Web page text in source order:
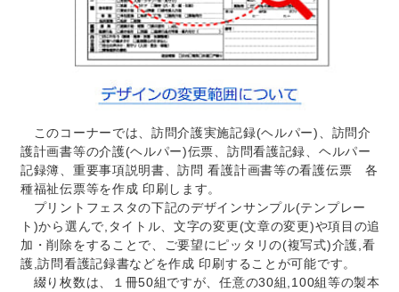
このコーナーでは、訪問介護実施記録(ヘルパー)、訪問介
護計画書等の介護(ヘルパー)伝票、訪問看護記録、ヘルパー
記録簿、重要事項説明書、訪問 看護計画書等の看護伝票 各
種福祉伝票等を作成 印刷します。
プリントフェスタの下記のデザインサンプル(テンプレー
ト)から選んで,タイトル、文字の変更(文章の変更)や項目の追
加・削除をすることで、ご要望にピッタリの(複写式)介護,看
護,訪問看護記録書などを作成 印刷することが可能です。
綴り枚数は、１冊50組ですが、任意の30組,100組等の製本